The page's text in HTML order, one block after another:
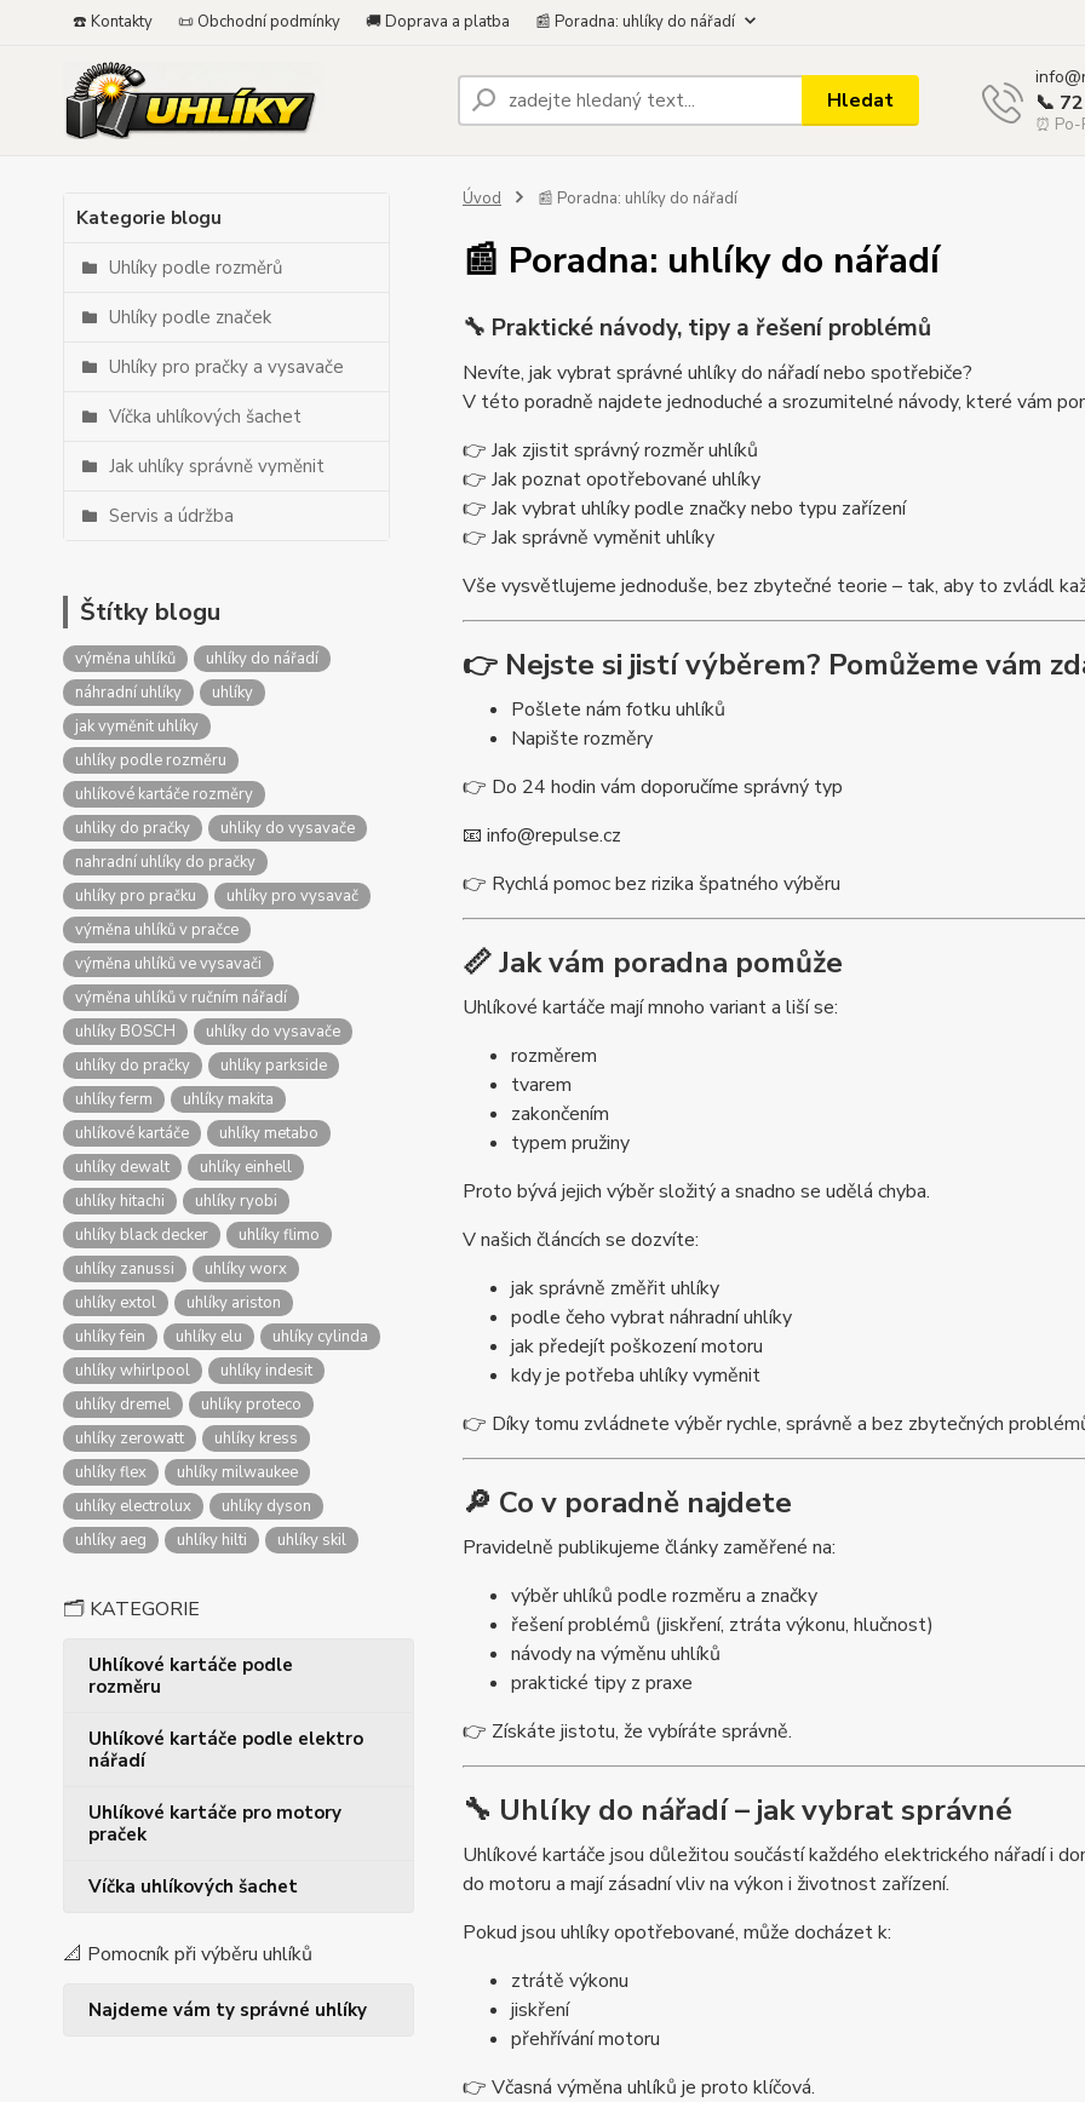
☎️ Kontakty 📜 Obchodní podmínky 🚚 Doprava a platba 📰 Poradna: uhlíky do nářadí
Hledat 📞
⏰
Kategorie blogu
Uhlíky podle rozměrů
Uhlíky podle značek
Uhlíky pro pračky a vysavače
Víčka uhlíkových šachet
Jak uhlíky správně vyměnit
Servis a údržba
Štítky blogu
výměna uhlíků
uhlíky do nářadí
náhradní uhlíky
uhlíky
jak vyměnit uhlíky
uhlíky podle rozměru
uhlíkové kartáče rozměry
uhliky do pračky
uhliky do vysavače
nahradní uhlíky do pračky
uhlíky pro pračku
uhlíky pro vysavač
výměna uhlíků v pračce
výměna uhlíků ve vysavači
výměna uhlíků v ručním nářadí
uhlíky BOSCH
uhlíky do vysavače
uhlíky do pračky
uhlíky parkside
uhlíky ferm
uhlíky makita
uhlíkové kartáče
uhlíky metabo
uhlíky dewalt
uhlíky einhell
uhlíky hitachi
uhlíky ryobi
uhlíky black decker
uhlíky flimo
uhlíky zanussi
uhlíky worx
uhlíky extol
uhlíky ariston
uhlíky fein
uhlíky elu
uhlíky cylinda
uhlíky whirlpool
uhlíky indesit
uhlíky dremel
uhlíky proteco
uhlíky zerowatt
uhlíky kress
uhlíky flex
uhlíky milwaukee
uhlíky electrolux
uhlíky dyson
uhlíky aeg
uhlíky hilti uhlíky skil
🗂️ KATEGORIE
Uhlíkové kartáče podle
rozměru
Uhlíkové kartáče podle elektro
nářadí
Uhlíkové kartáče pro motory
praček
Víčka uhlíkových šachet
📐 Pomocník při výběru uhlíků
Najdeme vám ty správné uhlíky
Úvod 📰 Poradna: uhlíky do nářadí
📰 Poradna: uhlíky do nářadí
🔧 Praktické návody, tipy a řešení problémů
Nevíte, jak vybrat správné uhlíky do nářadí nebo spotřebiče?
V této poradně najdete jednoduché a srozumitelné návody, které vám
👉 Jak zjistit správný rozměr uhlíků
👉 Jak poznat opotřebované uhlíky
👉 Jak vybrat uhlíky podle značky nebo typu zařízení
👉 Jak správně vyměnit uhlíky
Vše vysvětlujeme jednoduše, bez zbytečné teorie – tak, aby to zvládl
👉 Nejste si jistí výběrem? Pomůžeme vám
Pošlete nám fotku uhlíků
Napište rozměry
👉 Do 24 hodin vám doporučíme správný typ
📧 info@repulse.cz
👉 Rychlá pomoc bez rizika špatného výběru
📏 Jak vám poradna pomůže
Uhlíkové kartáče mají mnoho variant a liší se:
rozměrem
tvarem
zakončením
typem pružiny
Proto bývá jejich výběr složitý a snadno se udělá chyba.
V našich článcích se dozvíte:
jak správně změřit uhlíky
podle čeho vybrat náhradní uhlíky
jak předejít poškození motoru
kdy je potřeba uhlíky vyměnit
👉 Díky tomu zvládnete výběr rychle, správně a bez zbytečných
🔎 Co v poradně najdete
Pravidelně publikujeme články zaměřené na:
výběr uhlíků podle rozměru a značky
řešení problémů (jiskření, ztráta výkonu, hlučnost)
návody na výměnu uhlíků
praktické tipy z praxe
👉 Získáte jistotu, že vybíráte správně.
🔧 Uhlíky do nářadí – jak vybrat správné
Uhlíkové kartáče jsou důležitou součástí každého elektrického nářadí i
do motoru a mají zásadní vliv na výkon i životnost zařízení.
Pokud jsou uhlíky opotřebované, může docházet k:
ztrátě výkonu
jiskření
přehřívání motoru
👉 Včasná výměna uhlíků je proto klíčová.